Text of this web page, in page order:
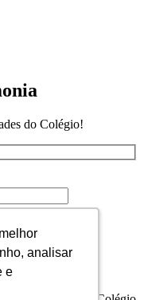
analisar
e
analisar
e
do Colégio!